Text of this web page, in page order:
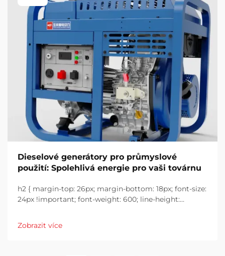
Dieselové generátory pro průmyslové
použití: Spolehlivá energie pro vaši továrnu
h2 { margin-top: 26px; margin-bottom: 18px; font-size:
24px !important; font-weight: 600; line-height:
font-size: 20px !important; font-weight: 600; line-
height: ...}
Zobrazit více